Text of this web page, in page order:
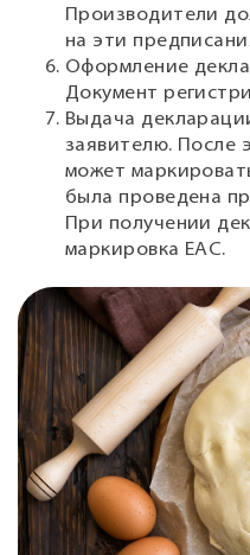
Производители
на эти
Оформление
Документ
Выдача
заявителю. После
может
была проведена
При получении
маркировка ЕАС.